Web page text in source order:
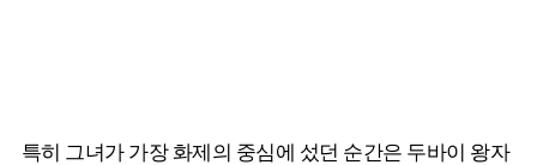
특히 그녀가 가장 화제의 중심에 섰던 순간은 두바이 왕자